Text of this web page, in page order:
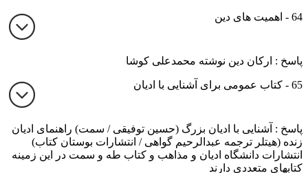
64 - اهمیت های دین
پاسخ : ارکان دین نوشته محمدعلی کوشا
65 - کتاب عمومی برای آشنایی با ادیان
پاسخ : آشنایی با ادیان بزرگ (حسین توفیقی / سمت) راهنمای ادیان
زنده (هیتلر ترجمه عبدالرحیم گواهی / انتشارات بوستان کتاب)
انتشارات دانشگاه ادیان و مذاهب و کتاب طه و سمت در این زمینه
کتابهای متعددی دارند